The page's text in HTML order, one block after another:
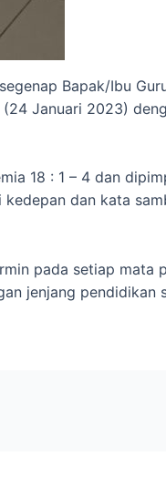
Bapak/Ibu
Januari 2023)
18 : 1 – 4 dan
dan kata
pada setiap mata
jenjang pendidikan